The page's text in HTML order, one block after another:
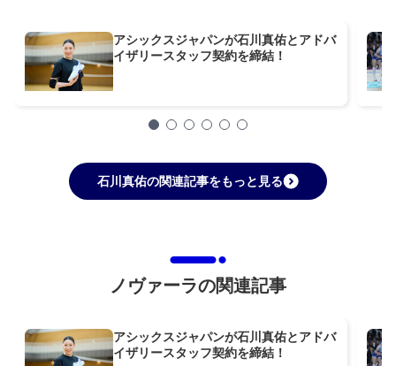
アシックスジャパンが石川真佑とアドバ
イザリースタッフ契約を締結！
石川真佑の関連記事をもっと見る
ノヴァーラの関連記事
アシックスジャパンが石川真佑とアドバ
イザリースタッフ契約を締結！